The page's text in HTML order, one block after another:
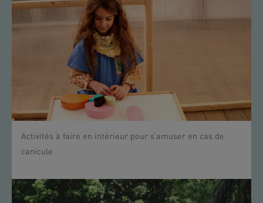
Activités à faire en intérieur pour s’amuser en cas de
canicule